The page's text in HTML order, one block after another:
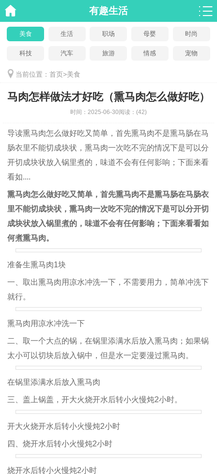
有趣生活
美食 生活 职场 母婴 时尚
科技 汽车 旅游 情感 宠物
当前位置： 首页>美食
马肉怎样做法才好吃（熏马肉怎么做好吃）
时间： 2025-06-30阅读： (42)
导读熏马肉怎么做好吃又简单，首先熏马肉不是熏马肠在马
肠衣里不能切成块状，熏马肉一次吃不完的情况下是可以分
开切成块状放入锅里煮的，味道不会有任何影响；下面来看
看如....
熏马肉怎么做好吃又简单，首先熏马肉不是熏马肠在马肠衣
里不能切成块状，熏马肉一次吃不完的情况下是可以分开切
成块状放入锅里煮的，味道不会有任何影响；下面来看看如
何煮熏马肉。
准备生熏马肉1块
一、取出熏马肉用凉水冲洗一下，不需要用力，简单冲洗下
就行。
熏马肉用凉水冲洗一下
二、取一个大点的锅，在锅里添满水后放入熏马肉；如果锅
太小可以切块后放入锅中，但是水一定要漫过熏马肉。
在锅里添满水后放入熏马肉
三、盖上锅盖，开大火烧开水后转小火慢炖2小时。
开大火烧开水后转小火慢炖2小时
四、烧开水后转小火慢炖2小时
烧开水后转小火慢炖2小时